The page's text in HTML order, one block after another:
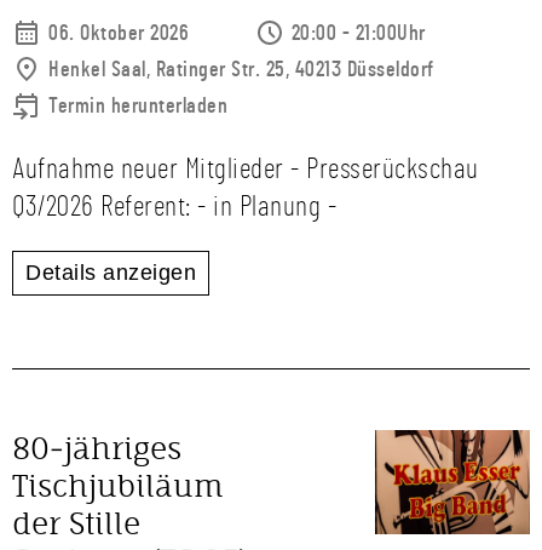
06. Oktober 2026
20:00 - 21:00Uhr
Henkel Saal, Ratinger Str. 25, 40213 Düsseldorf
Termin herunterladen
Aufnahme neuer Mitglieder - Presserückschau
Q3/2026 Referent: - in Planung -
Details anzeigen
80‑jähriges
Tischjubiläum
der Stille